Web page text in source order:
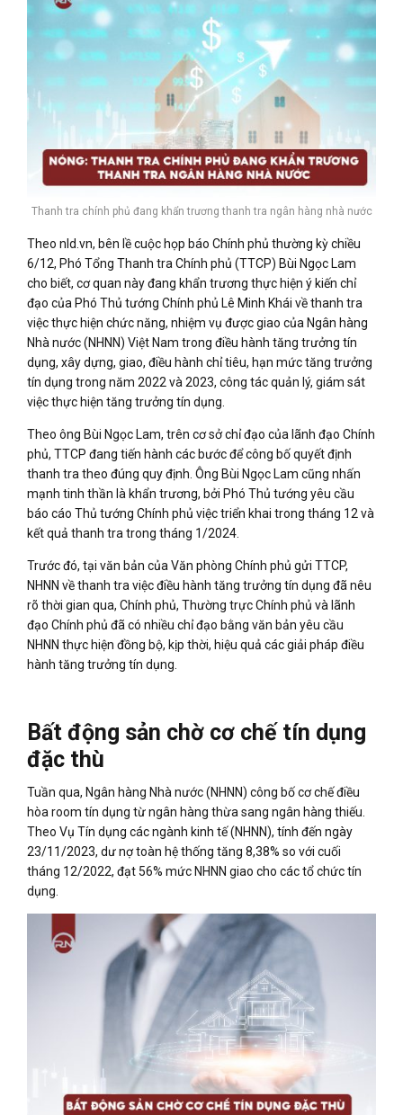
Thanh tra chính phủ đang khẩn trương thanh tra ngân hàng nhà nước
Theo nld.vn, bên lề cuộc họp báo Chính phủ thường kỳ chiều
6/12, Phó Tổng Thanh tra Chính phủ (TTCP) Bùi Ngọc Lam
cho biết, cơ quan này đang khẩn trương thực hiện ý kiến chỉ
đạo của Phó Thủ tướng Chính phủ Lê Minh Khái về thanh tra
việc thực hiện chức năng, nhiệm vụ được giao của Ngân hàng
Nhà nước (NHNN) Việt Nam trong điều hành tăng trưởng tín
dụng, xây dựng, giao, điều hành chỉ tiêu, hạn mức tăng trưởng
tín dụng trong năm 2022 và 2023, công tác quản lý, giám sát
việc thực hiện tăng trưởng tín dụng.
Theo ông Bùi Ngọc Lam, trên cơ sở chỉ đạo của lãnh đạo Chính
phủ, TTCP đang tiến hành các bước để công bố quyết định
thanh tra theo đúng quy định. Ông Bùi Ngọc Lam cũng nhấn
mạnh tinh thần là khẩn trương, bởi Phó Thủ tướng yêu cầu
báo cáo Thủ tướng Chính phủ việc triển khai trong tháng 12 và
kết quả thanh tra trong tháng 1/2024.
Trước đó, tại văn bản của Văn phòng Chính phủ gửi TTCP,
NHNN về thanh tra việc điều hành tăng trưởng tín dụng đã nêu
rõ thời gian qua, Chính phủ, Thường trực Chính phủ và lãnh
đạo Chính phủ đã có nhiều chỉ đạo bằng văn bản yêu cầu
NHNN thực hiện đồng bộ, kịp thời, hiệu quả các giải pháp điều
hành tăng trưởng tín dụng.
Bất động sản chờ cơ chế tín dụng
đặc thù
Tuần qua, Ngân hàng Nhà nước (NHNN) công bố cơ chế điều
hòa room tín dụng từ ngân hàng thừa sang ngân hàng thiếu.
Theo Vụ Tín dụng các ngành kinh tế (NHNN), tính đến ngày
23/11/2023, dư nợ toàn hệ thống tăng 8,38% so với cuối
tháng 12/2022, đạt 56% mức NHNN giao cho các tổ chức tín
dụng.